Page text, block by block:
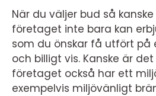
När du väljer bud så
företaget inte bara kan
som du önskar få utfört på
och billigt vis. Kanske är
företaget också har ett
exempelvis miljövänligt